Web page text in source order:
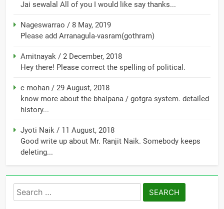
Jai sewalal All of you I would like say thanks...
Nageswarrao / 8 May, 2019
Please add Arranagula-vasram(gothram)
Amitnayak / 2 December, 2018
Hey there! Please correct the spelling of political.
c mohan / 29 August, 2018
know more about the bhaipana / gotgra system. detailed
history...
Jyoti Naik / 11 August, 2018
Good write up about Mr. Ranjit Naik. Somebody keeps
deleting...
Search
for: